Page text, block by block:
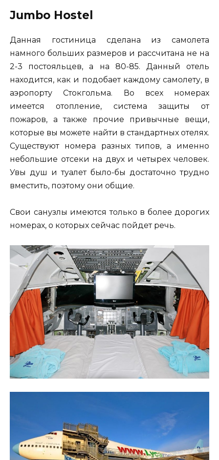
Jumbo Hostel
Данная гостиница сделана из самолета
намного больших размеров и рассчитана не на
2-3 постояльцев, а на 80-85. Данный отель
находится, как и подобает каждому самолету, в
аэропорту Стокгольма. Во всех номерах
имеется отопление, система защиты от
пожаров, а также прочие привычные вещи,
которые вы можете найти в стандартных отелях.
Существуют номера разных типов, а именно
небольшие отсеки на двух и четырех человек.
Увы душ и туалет было-бы достаточно трудно
вместить, поэтому они общие.
Свои санузлы имеются только в более дорогих
номерах, о которых сейчас пойдет речь.